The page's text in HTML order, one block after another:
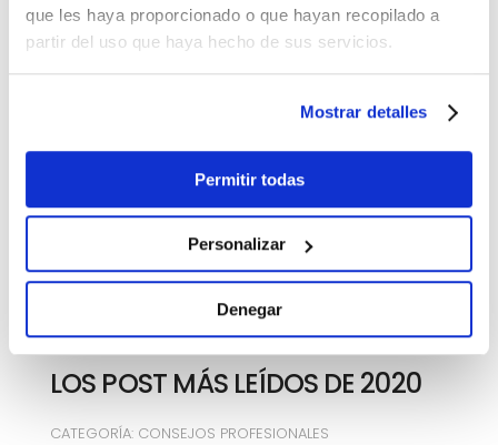
que les haya proporcionado o que hayan recopilado a
partir del uso que haya hecho de sus servicios.
Mostrar detalles
Permitir todas
Personalizar
Denegar
Leer más
LOS POST MÁS LEÍDOS DE 2020
CATEGORÍA: CONSEJOS PROFESIONALES